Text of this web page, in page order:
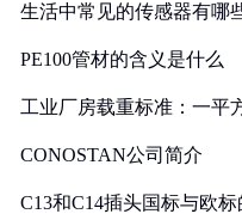
生活中常见的传感器有哪
PE100管材的含义是什么
工业厂房载重标准：一平
CONOSTAN公司简介
C13和C14插头国标与欧